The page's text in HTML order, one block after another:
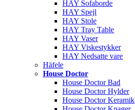
HAY Sofaborde
HAY Spejl
HAY Stole
HAY Tray Table
HAY Vaser
HAY Viskestykker
HAY Nedsatte vare
Häfele
House Doctor
House Doctor Bad
House Doctor Hylder
House Doctor Keramik